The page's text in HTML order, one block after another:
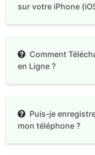
sur votre iPhone
Readdle
Comment
en Ligne ?
Puis-je
mon téléphone ?